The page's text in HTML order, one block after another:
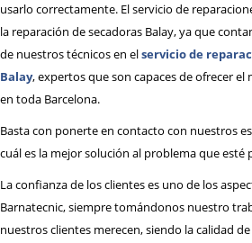
REPARACIÓNFRIGORÍFICOS
REPARACIÓNHORNOS
REPARACIÓN
REPARACIÓNLAVAVAJILLAS
REPARACIÓNSECADORAS
REPARACIÓNTERMOS
REPARACIÓNVITROCERAMICAS
TRABAJACON NOSOTROS
usarlo correctamente. El servicio de
la reparación de secadoras Balay, ya que
de nuestros técnicos en elservicio de
Balay, expertos que son capaces de ofrecer
en toda Barcelona.
Basta con ponerte en contacto con nuestros
cuál es la mejor solución al problema que esté
La confianza de los clientes es uno de los
Barnatecnic, siempre tomándonos nuestro
nuestros clientes merecen, siendo la calidad